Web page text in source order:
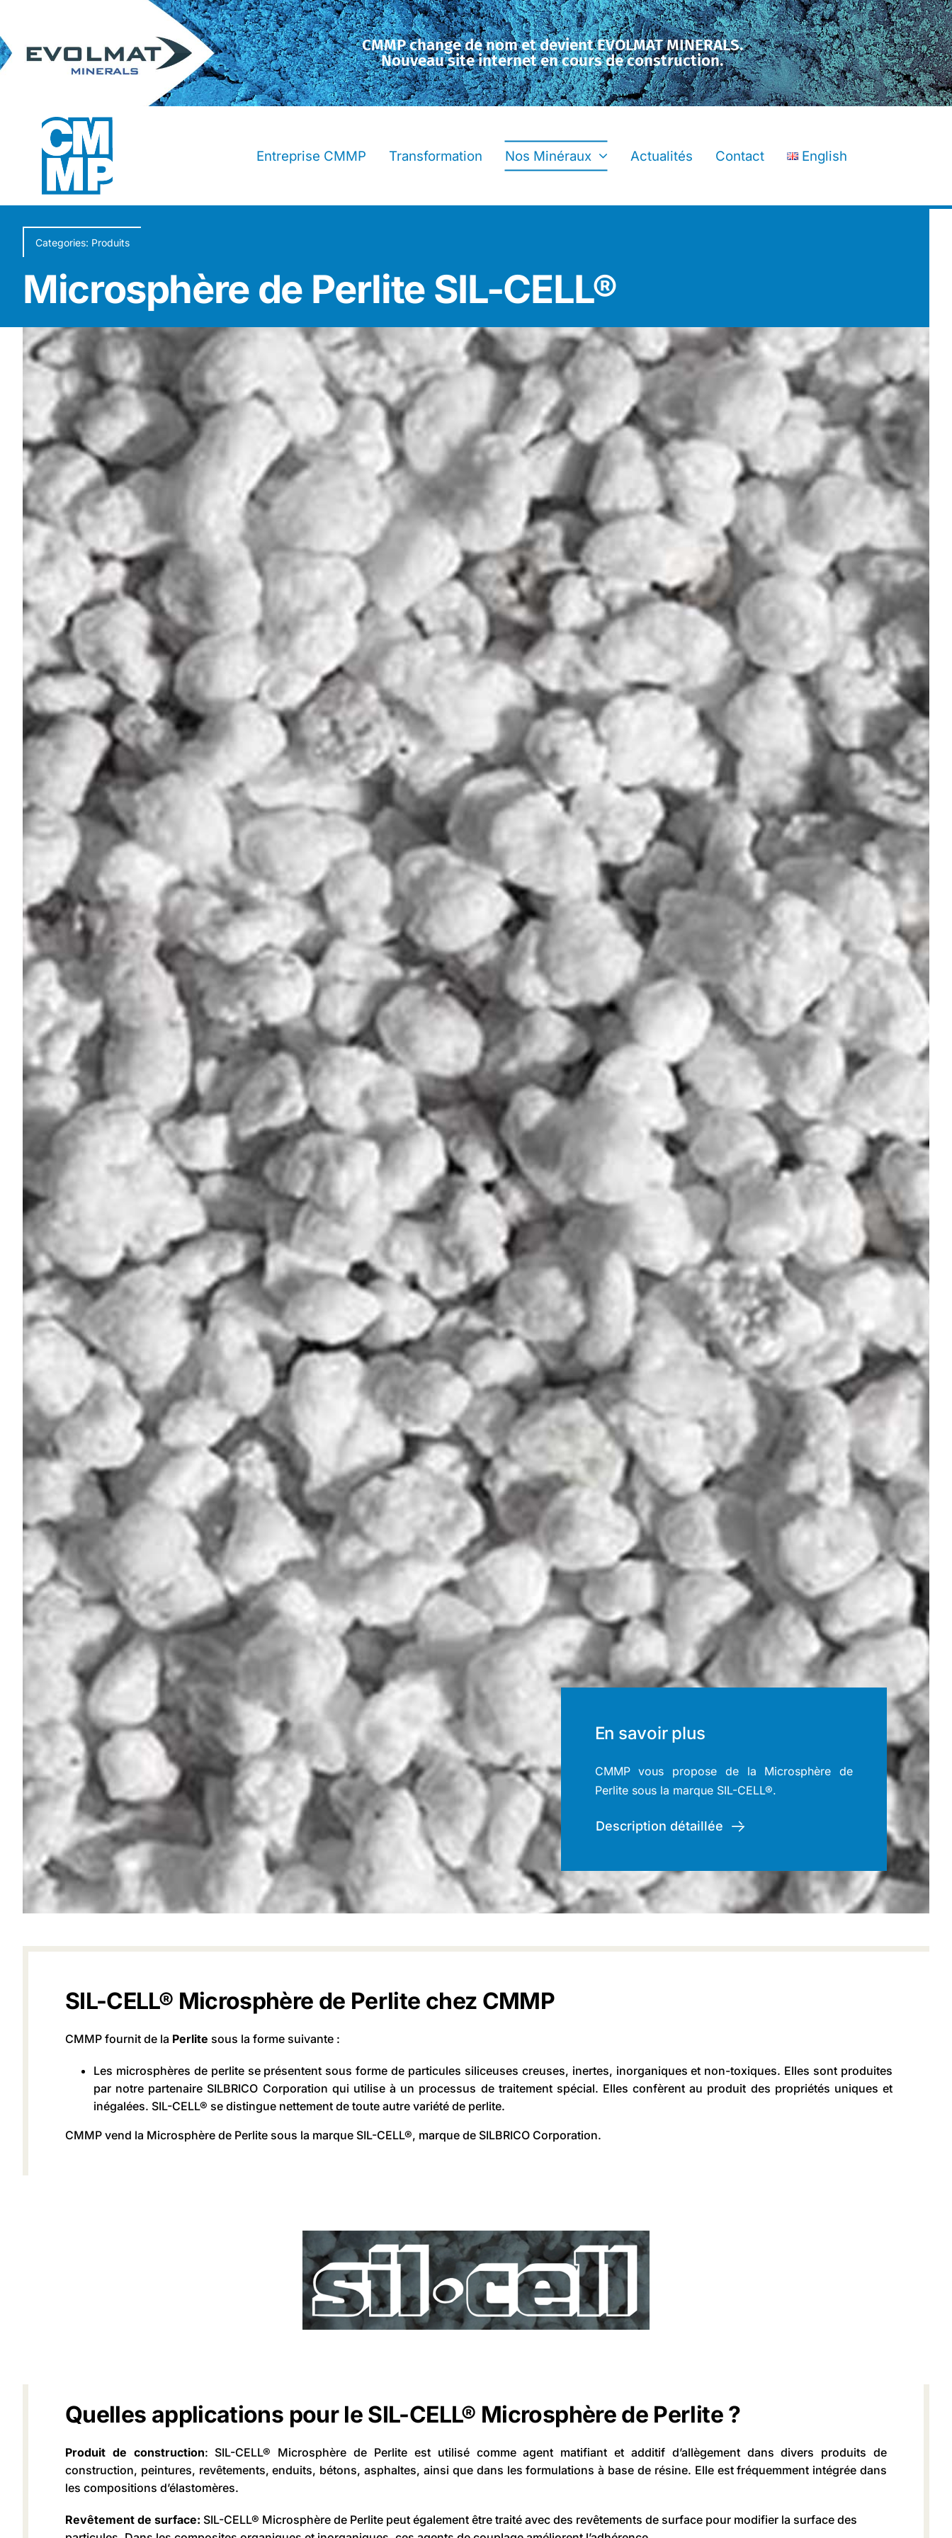
contenu
CMMP change de nom et devient EVOLMAT MINERALS.
Nouveau site internet en cours de construction.
Entreprise CMMP Transformation Nos Minéraux Actualités Contact English
Categories: Produits
Microsphère de Perlite SIL-CELL®
En savoir plus
CMMP vous propose de la Microsphère de
Perlite sous la marque SIL-CELL®.
Description détaillée
SIL-CELL® Microsphère de Perlite chez CMMP
CMMP fournit de la Perlite sous la forme suivante :
Les microsphères de perlite se présentent sous forme de particules siliceuses creuses, inertes, inorganiques et non-toxiques. Elles sont produites
par notre partenaire SILBRICO Corporation qui utilise à un processus de traitement spécial. Elles confèrent au produit des propriétés uniques et
inégalées. SIL-CELL® se distingue nettement de toute autre variété de perlite.
CMMP vend la Microsphère de Perlite sous la marque SIL-CELL®, marque de SILBRICO Corporation.
Quelles applications pour le SIL-CELL® Microsphère de Perlite ?
Produit de construction: SIL-CELL® Microsphère de Perlite est utilisé comme agent matifiant et additif d’allègement dans divers produits de
construction, peintures, revêtements, enduits, bétons, asphaltes, ainsi que dans les formulations à base de résine. Elle est fréquemment intégrée dans
les compositions d’élastomères.
Revêtement de surface: SIL-CELL® Microsphère de Perlite peut également être traité avec des revêtements de surface pour modifier la surface des